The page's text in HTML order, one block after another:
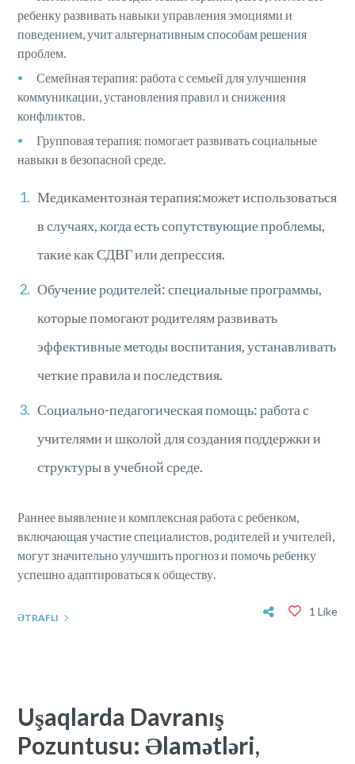
ребенку развивать навыки управления эмоциями и
поведением, учит альтернативным способам решения
проблем.
Семейная терапия: работа с семьей для улучшения
коммуникации, установления правил и снижения
конфликтов.
Групповая терапия: помогает развивать социальные
навыки в безопасной среде.
Медикаментозная терапия:может использоваться
в случаях, когда есть сопутствующие проблемы,
такие как СДВГ или депрессия.
Обучение родителей: специальные программы,
которые помогают родителям развивать
эффективные методы воспитания, устанавливать
четкие правила и последствия.
Социально-педагогическая помощь: работа с
учителями и школой для создания поддержки и
структуры в учебной среде.
Раннее выявление и комплексная работа с ребенком,
включающая участие специалистов, родителей и учителей,
могут значительно улучшить прогноз и помочь ребенку
успешно адаптироваться к обществу.
ƏTRAFLI 1 Like
Uşaqlarda Davranış
Pozuntusu: Əlamətləri,